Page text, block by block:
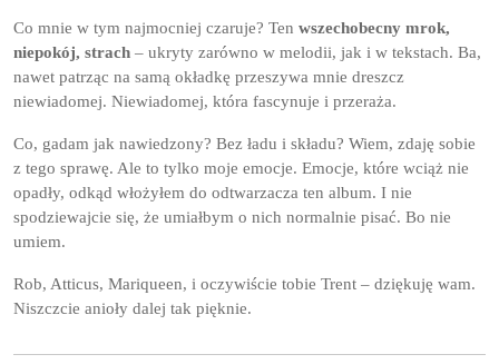
Co mnie w tym najmocniej czaruje? Ten wszechobecny mrok,
niepokój, strach – ukryty zarówno w melodii, jak i w tekstach. Ba,
nawet patrząc na samą okładkę przeszywa mnie dreszcz
niewiadomej. Niewiadomej, która fascynuje i przeraża.
Co, gadam jak nawiedzony? Bez ładu i składu? Wiem, zdaję sobie
z tego sprawę. Ale to tylko moje emocje. Emocje, które wciąż nie
opadły, odkąd włożyłem do odtwarzacza ten album. I nie
spodziewajcie się, że umiałbym o nich normalnie pisać. Bo nie
umiem.
Rob, Atticus, Mariqueen, i oczywiście tobie Trent – dziękuję wam.
Niszczcie anioły dalej tak pięknie.